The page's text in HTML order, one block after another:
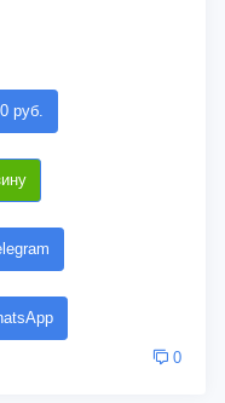
руб.
0